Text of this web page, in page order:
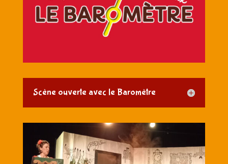
Scène ouverte avec le Baromètre